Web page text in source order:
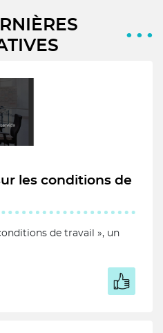
les conditions de
de travail », un